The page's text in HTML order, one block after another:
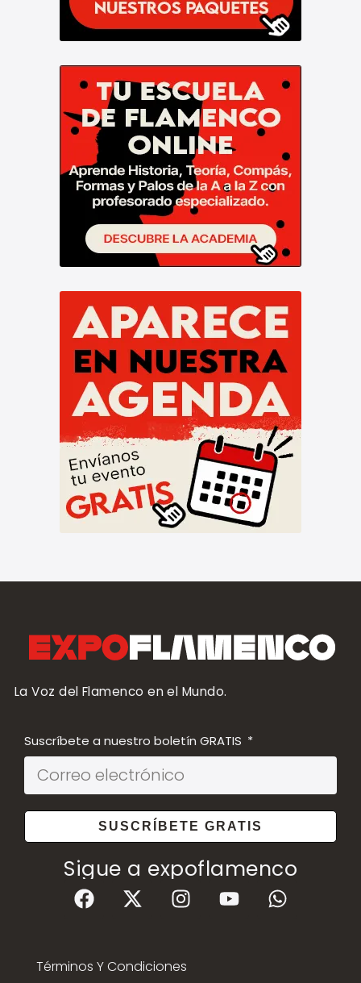
La Voz del Flamenco en el Mundo.
Suscríbete a nuestro boletín GRATIS
SUSCRÍBETE GRATIS
Sigue a expoflamenco
Términos Y Condiciones